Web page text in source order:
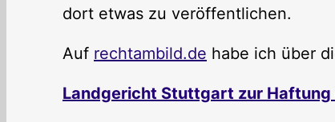
dort etwas zu veröffentlichen.
Auf rechtambild.de habe ich über
Landgericht Stuttgart zur